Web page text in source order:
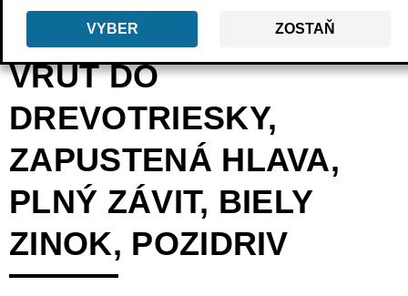
VYBER ZOSTAŇ
Späť Produkty Upevňovacie prvky
VRUT DO
DREVOTRIESKY,
ZAPUSTENÁ HLAVA,
PLNÝ ZÁVIT, BIELY
ZINOK, POZIDRIV